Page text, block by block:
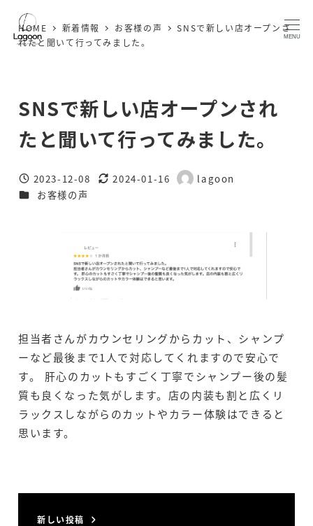
イ
MENU
HOME 新着情報 お客様の声
SNSで新しい店オープンさ
れたと聞いて行ってみました。
SNSで新しい店オープンされ
たと聞いて行ってみました。
投稿日
2023-12-08
更新日
2024-01-16
著
lagoon
カテゴリー
お客様の声
担当者さんがカウンセリングからカット、シャンプ
ーなど最後まで1人で対応してくれますので安心で
す。 肝心のカットもすごく丁寧でシャンプー後の髪
質も良くなった気がします。店の内装も割と広くリ
ラックスしながらのカットやカラー体験はできると
思います。
新しい投稿